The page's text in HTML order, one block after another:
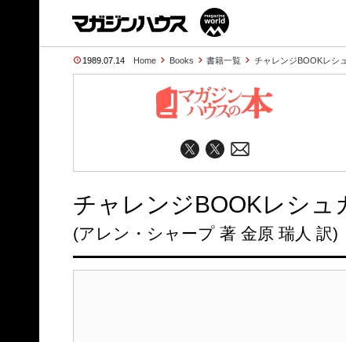
1989.07.14 Home Books 書籍一覧 チャレンジBOOKレシ
チャレンジBOOKレシュ
(アレン・シャープ 著 金原 瑞人 訳)